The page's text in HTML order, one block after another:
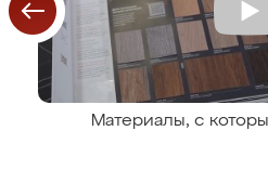
Материалы, с